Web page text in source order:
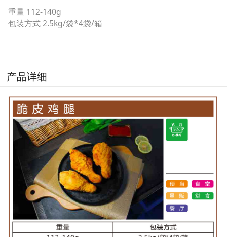
重量 112-140g
包装方式 2.5kg/袋*4袋/箱
产品详细